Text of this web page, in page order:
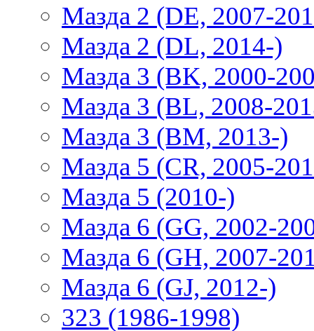
Мазда 2 (DE, 2007-
Мазда 2 (DL, 2014-)
Мазда 3 (BK, 2000-
Мазда 3 (BL, 2008-
Мазда 3 (BM, 2013-)
Мазда 5 (CR, 2005-
Мазда 5 (2010-)
Мазда 6 (GG, 2002-
Мазда 6 (GH, 2007-
Мазда 6 (GJ, 2012-)
323 (1986-1998)